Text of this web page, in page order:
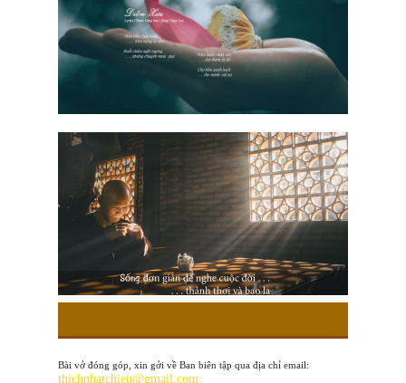
Bài vở đóng góp, xin gởi về Ban biên tập qua địa chỉ email:
thichnhatchieu@gmail.com